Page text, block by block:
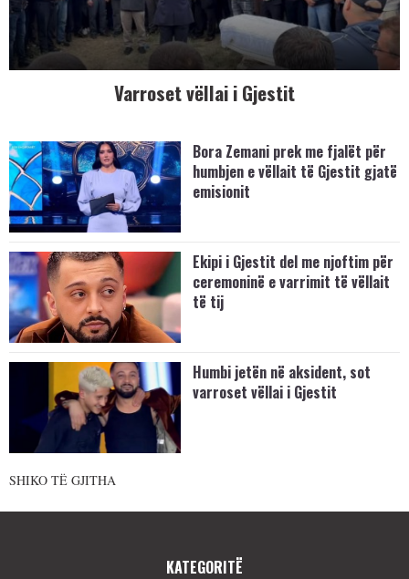
Varroset vëllai i Gjestit
Bora Zemani prek me fjalët për
humbjen e vëllait të Gjestit gjatë
emisionit
Ekipi i Gjestit del me njoftim për
ceremoninë e varrimit të vëllait
të tij
Humbi jetën në aksident, sot
varroset vëllai i Gjestit
SHIKO TË GJITHA
KATEGORITË